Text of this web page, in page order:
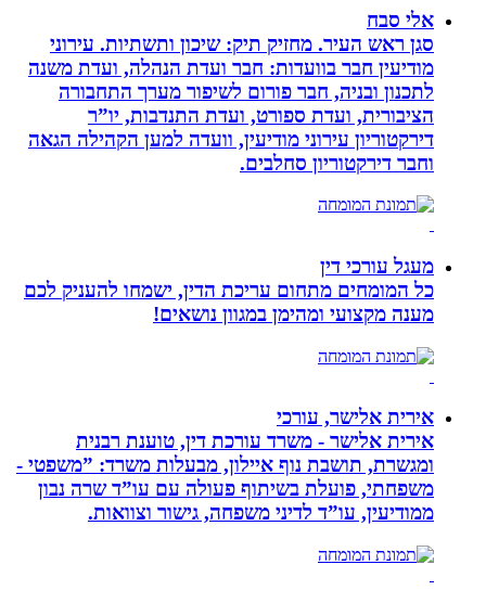
אלי סבח
סגן ראש העיר. מחזיק תיק: שיכון ותשתיות. עירוני
מודיעין חבר בוועדות: חבר ועדת הנהלה, ועדת משנה
לתכנון ובניה, חבר פורום לשיפור מערך התחבורה
הציבורית, ועדת ספורט, ועדת התנדבות, יו”ר
דירקטוריון עירוני מודיעין, וועדה למען הקהילה הגאה
וחבר דירקטוריון סחלבים.
מעגל עורכי דין
כל המומחים מתחום עריכת הדין, ישמחו להעניק לכם
מענה מקצועי ומהימן במגוון נושאים!
אירית אלישר, עורכי
אירית אלישר - משרד עורכת דין, טוענת רבנית
ומגשרת, תושבת נוף איילון, מבעלות משרד: ”משפטי -
משפחתי, פועלת בשיתוף פעולה עם עו”ד שרה נבון
ממודיעין, עו”ד לדיני משפחה, גישור וצוואות.